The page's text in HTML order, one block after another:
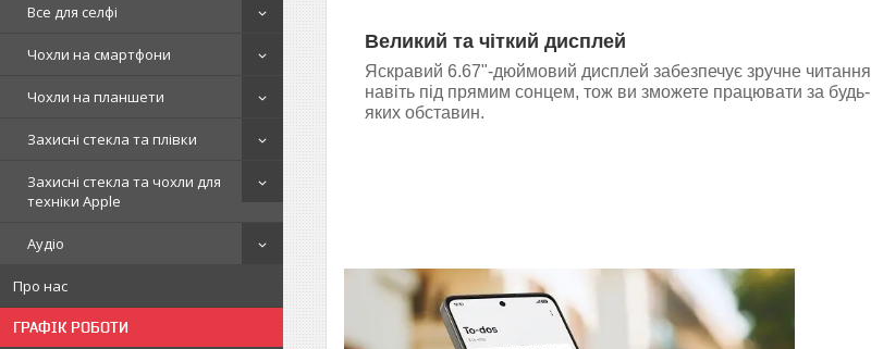
Все для селфі
Чохли на смартфони
Чохли на планшети
Захисні стекла та плівки
Захисні стекла та чохли для
техніки Apple
Аудіо
Про нас
ГРАФІК РОБОТИ
Великий та чіткий дисплей
Яскравий 6.67"-дюймовий дисплей забезпечує зручне читання
навіть під прямим сонцем, тож ви зможете працювати за будь-
яких обставин.